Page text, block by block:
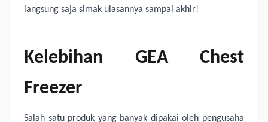
langsung saja simak ulasannya sampai akhir!
Kelebihan GEA Chest
Freezer
Salah satu produk yang banyak dipakai oleh pengusaha